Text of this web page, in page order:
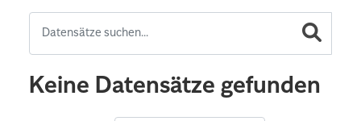
Keine Datensätze gefunden